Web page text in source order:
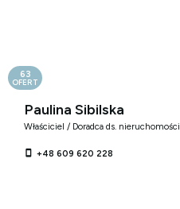
Paulina Sibilska
Właściciel / Doradca ds. nieruchomości
+48 609 620 228
63
OFERT